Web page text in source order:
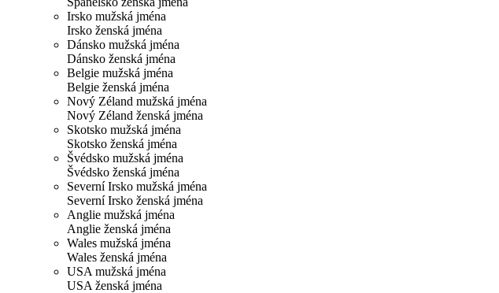
Irsko mužská jména
Irsko ženská jména
Dánsko mužská jména
Dánsko ženská jména
Belgie mužská jména
Belgie ženská jména
Nový Zéland mužská jména
Nový Zéland ženská jména
Skotsko mužská jména
Skotsko ženská jména
Švédsko mužská jména
Švédsko ženská jména
Severní Irsko mužská jména
Severní Irsko ženská jména
Anglie mužská jména
Anglie ženská jména
Wales mužská jména
Wales ženská jména
USA mužská jména
USA ženská jména